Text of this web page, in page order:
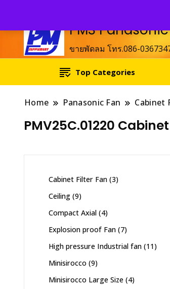
PMS
ขายพัดลม โทร.086-
Top Categories
Home Panasonic Fan Cabinet
PMV25C.01220
Cabinet Filter Fan 33
Ceiling 99
Compact Axial 44
Explosion proof Fan 77
High pressure Industrial fan 1111
Minisirocco 99
Minisirocco Large Size 44